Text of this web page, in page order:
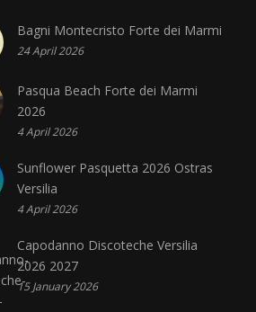
Bagni Montecristo Forte dei Marmi
24 April 2026
Pasqua Beach Forte dei Marmi
2026
4 April 2026
Sunflower Pasquetta 2026 Ostras
Versilia
4 April 2026
Capodanno Discoteche Versilia
2026 2027
15 January 2026